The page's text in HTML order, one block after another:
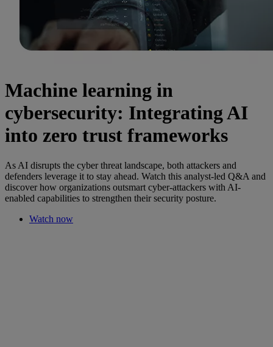
Machine learning in
cybersecurity: Integrating AI
into zero trust frameworks
As AI disrupts the cyber threat landscape, both attackers and
defenders leverage it to stay ahead. Watch this analyst-led Q&A and
discover how organizations outsmart cyber-attackers with AI-
enabled capabilities to strengthen their security posture.
Watch now